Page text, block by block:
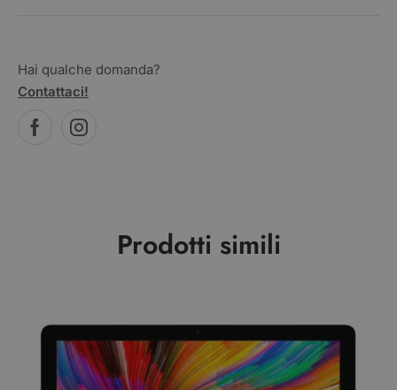
Hai qualche domanda?
Contattaci!
Prodotti simili